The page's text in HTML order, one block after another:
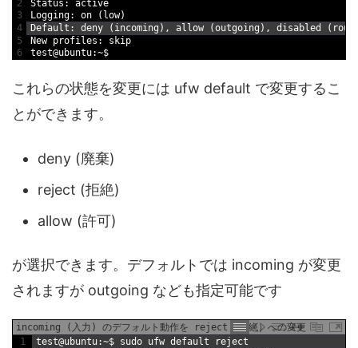
2
3
4
5
6
Status :
active
Logging: on ( low)
Default : deny ( incoming ) , allow (outgoing ) , disabled (
New profiles :
skip
test@ubuntu:~$
これらの状態を変更には ufw default で変更するこ
とができます。
deny (廃棄)
reject (拒絶)
allow (許可)
が選択できます。デフォルトでは incoming が変更
されますが outgoing なども指定可能です
incoming (入力) のデフォルト動作を reject (拒絶）への変更
1
test@ubuntu:~$ sudo ufw default
reject